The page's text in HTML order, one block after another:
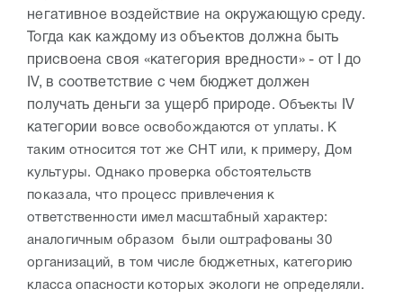
негативное воздействие на окружающую среду.
Тогда как каждому из объектов должна быть
присвоена своя «категория вредности» - от I до
IV, в соответствие с чем бюджет должен
получать деньги за ущерб природе . Объекты
IV
категории вовсе освобождаются от уплаты. К
таким относится тот же СНТ или, к примеру, Дом
культуры. Однако проверка обстоятельств
показала, что процесс привлечения к
ответственности имел масштабный характер:
аналогичным образом были оштрафованы 30
организаций, в том числе бюджетных, категорию
класса опасности которых экологи не определяли.